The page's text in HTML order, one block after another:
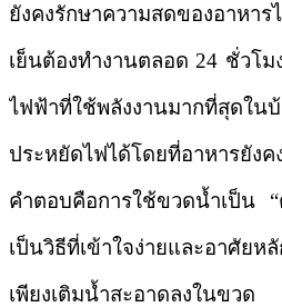
ยังคงรักษาความสดของอาหาร
เย็นต้องทำงานตลอด 24 ชั่วโม
ไฟฟ้าที่ใช้พลังงานมากที่สุดใน
ประหยัดไฟได้โดยที่อาหารยังค
คำตอบคือการใช้ขวดน้ำเป็น
เป็นวิธีที่เข้าใจง่ายและอาศัยห
เพียงเติมน้ำสะอาดลงในขว